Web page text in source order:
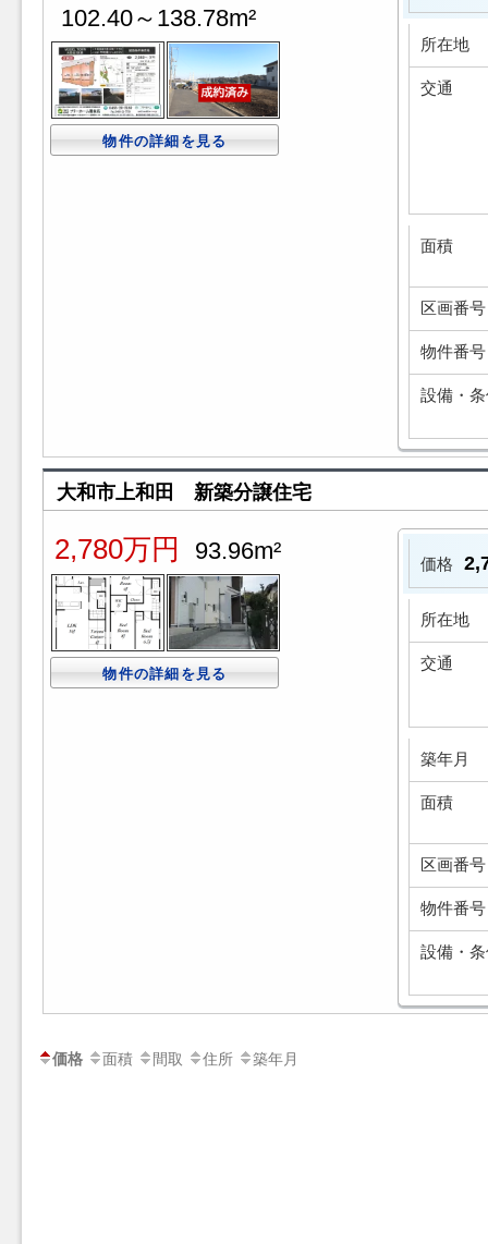
102.40～138.78m²
物件の詳細を見る
所在地
交通
面積
区画番号
物件番号
設備・
大和市上和田 新築分譲住宅
2,780万円 93.96m²
物件の詳細を見る
価格
所在地
交通
築年月
面積
区画番号
物件番号
設備・
価格 面積 間取 住所 築年月